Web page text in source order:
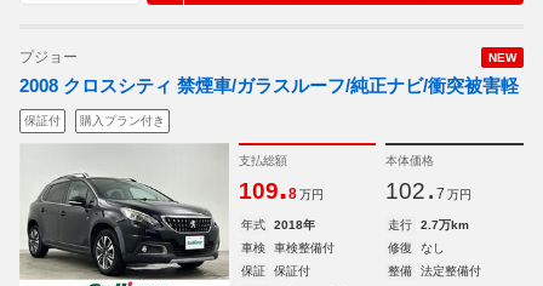
NEW
プジョー
2008 クロスシティ 禁煙車/ガラスルーフ/純正ナビ/衝突被害軽
保証付 購入プラン付き
支払総額
109.8 万円
本体価格
102. 7 万円
年式 2018年 走行
2.7万km
車検
車検整備付 修復
なし
保証
保証付 整備
法定整備付